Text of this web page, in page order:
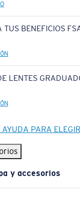
TUS BENEFICIOS
LENTES
AYUDA PARA
y accesorios